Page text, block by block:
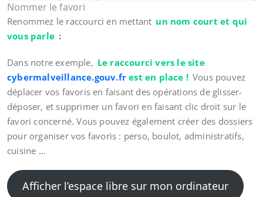
Nommer le favori
Renommez le raccourci en mettant un nom court et qui
vous parle :
Dans notre exemple, Le raccourci vers le site
cybermalveillance.gouv.fr est en place ! Vous pouvez
déplacer vos favoris en faisant des opérations de glisser-
déposer, et supprimer un favori en faisant clic droit sur le
favori concerné. Vous pouvez également créer des dossiers
pour organiser vos favoris : perso, boulot, administratifs,
cuisine …
Afficher l’espace libre sur mon ordinateur